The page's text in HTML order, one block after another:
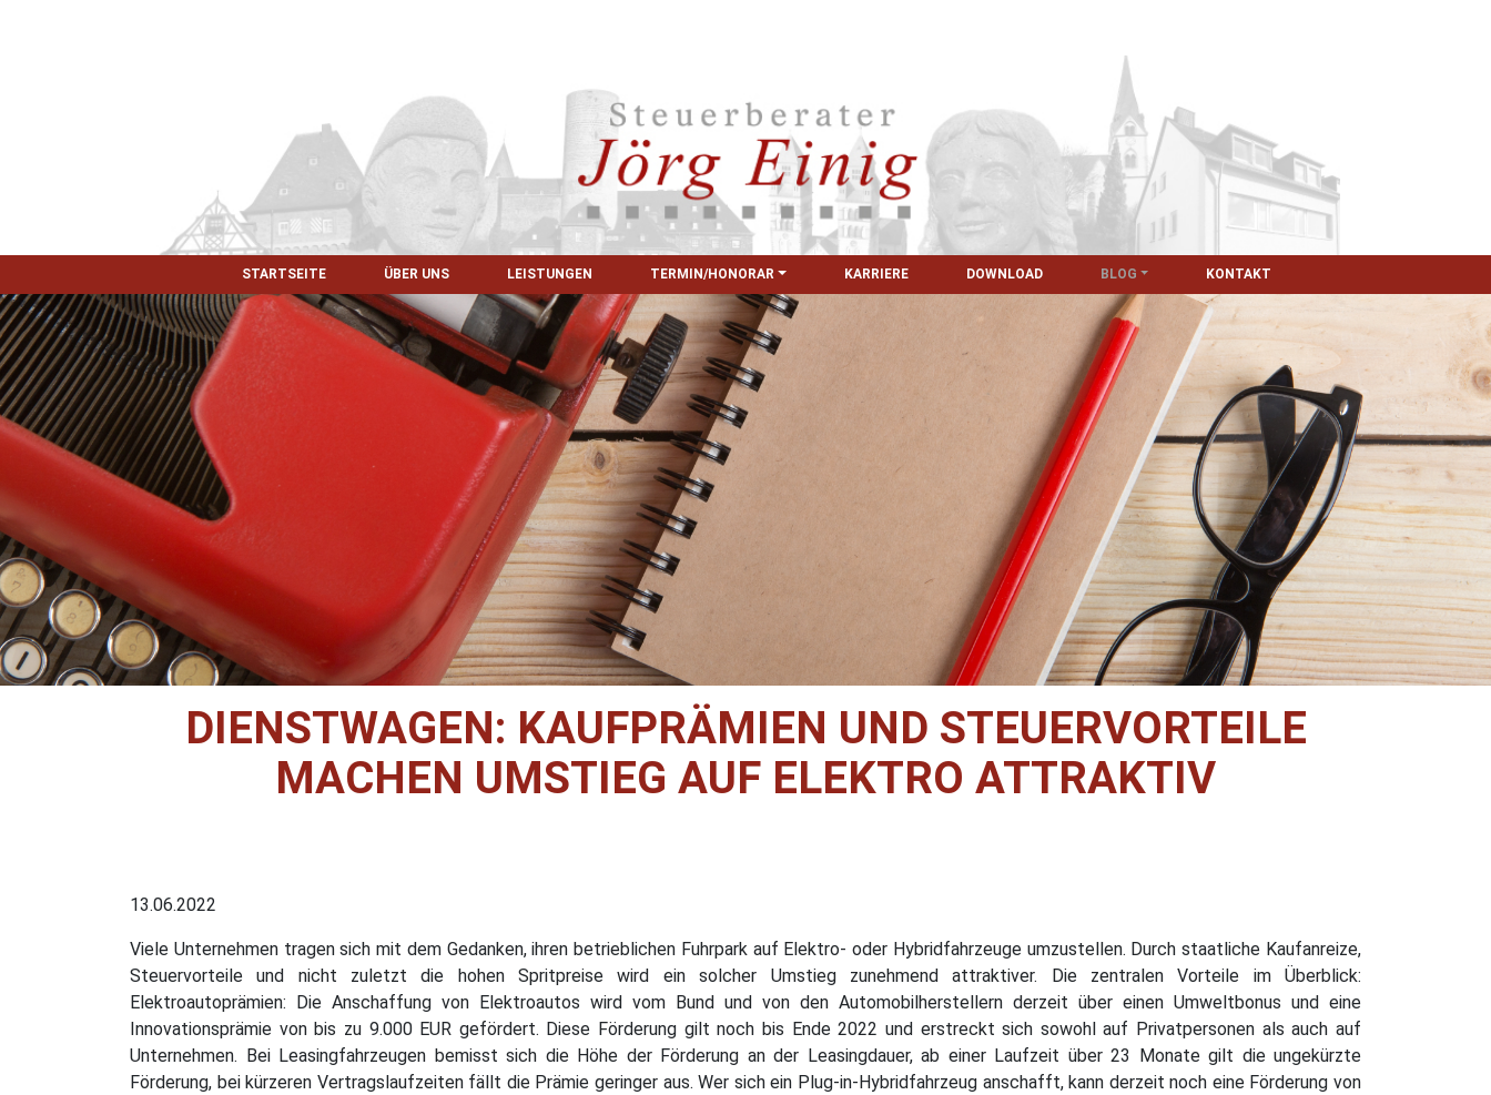
STARTSEITE ÜBER UNS LEISTUNGEN TERMIN/HONORAR KARRIERE DOWNLOAD BLOG KONTAKT
DIENSTWAGEN: KAUFPRÄMIEN UND STEUERVORTEILE
MACHEN UMSTIEG AUF ELEKTRO ATTRAKTIV
13.06.2022
Viele Unternehmen tragen sich mit dem Gedanken, ihren betrieblichen Fuhrpark auf Elektro- oder Hybridfahrzeuge umzustellen. Durch staatliche Kaufanreize,
Steuervorteile und nicht zuletzt die hohen Spritpreise wird ein solcher Umstieg zunehmend attraktiver. Die zentralen Vorteile im Überblick:
Elektroautoprämien: Die Anschaffung von Elektroautos wird vom Bund und von den Automobilherstellern derzeit über einen Umweltbonus und eine
Innovationsprämie von bis zu 9.000 EUR gefördert. Diese Förderung gilt noch bis Ende 2022 und erstreckt sich sowohl auf Privatpersonen als auch auf
Unternehmen. Bei Leasingfahrzeugen bemisst sich die Höhe der Förderung an der Leasingdauer, ab einer Laufzeit über 23 Monate gilt die ungekürzte
Förderung, bei kürzeren Vertragslaufzeiten fällt die Prämie geringer aus. Wer sich ein Plug-in-Hybridfahrzeug anschafft, kann derzeit noch eine Förderung von